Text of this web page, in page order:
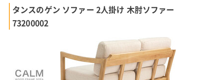
タンスのゲン ソファー 2人掛け 木肘ソファー
73200002